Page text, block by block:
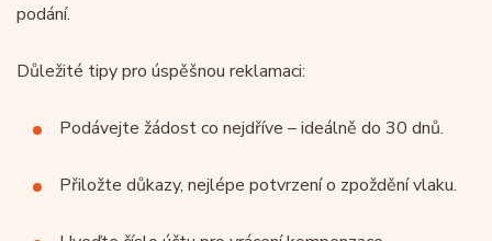
podání.
Důležité tipy pro úspěšnou reklamaci:
Podávejte žádost co nejdříve – ideálně do 30 dnů.
Přiložte důkazy, nejlépe potvrzení o zpoždění vlaku.